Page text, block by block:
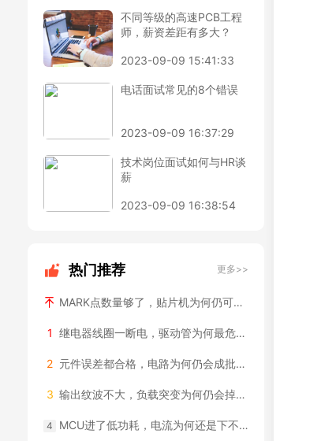
不同等级的高速PCB工程
师，薪资差距有多大？
2023-09-09 15:41:33
电话面试常见的8个错误
2023-09-09 16:37:29
技术岗位面试如何与HR谈
薪
2023-09-09 16:38:54
热门推荐 更多>>
MARK点数量够了，贴片机为何仍可能认不准？
1 继电器线圈一断电，驱动管为何最危险？
2 元件误差都合格，电路为何仍会成批越界？
3 输出纹波不大，负载突变为何仍会掉压？
4 MCU进了低功耗，电流为何还是下不去？